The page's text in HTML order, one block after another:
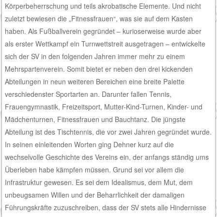
Körperbeherrschung und teils akrobatische Elemente. Und nicht
zuletzt bewiesen die „Fitnessfrauen“, was sie auf dem Kasten
haben. Als Fußballverein gegründet – kurioserweise wurde aber
als erster Wettkampf ein Turnwettstreit ausgetragen – entwickelte
sich der SV in den folgenden Jahren immer mehr zu einem
Mehrspartenverein. Somit bietet er neben den drei kickenden
Abteilungen in neun weiteren Bereichen eine breite Palette
verschiedenster Sportarten an. Darunter fallen Tennis,
Frauengymnastik, Freizeitsport, Mutter-Kind-Turnen, Kinder- und
Mädchenturnen, Fitnessfrauen und Bauchtanz. Die jüngste
Abteilung ist des Tischtennis, die vor zwei Jahren gegründet wurde.
In seinen einleitenden Worten ging Dehner kurz auf die
wechselvolle Geschichte des Vereins ein, der anfangs ständig ums
Überleben habe kämpfen müssen. Grund sei vor allem die
Infrastruktur gewesen. Es sei dem Idealismus, dem Mut, dem
unbeugsamen Willen und der Beharrlichkeit der damaligen
Führungskräfte zuzuschreiben, dass der SV stets alle Hindernisse